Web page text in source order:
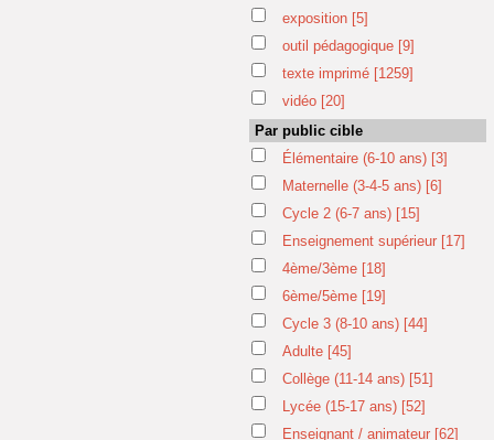
exposition [5]
outil pédagogique [9]
texte imprimé [1259]
vidéo [20]
Par public cible
Élémentaire (6-10 ans) [3]
Maternelle (3-4-5 ans) [6]
Cycle 2 (6-7 ans) [15]
Enseignement supérieur [17]
4ème/3ème [18]
6ème/5ème [19]
Cycle 3 (8-10 ans) [44]
Adulte [45]
Collège (11-14 ans) [51]
Lycée (15-17 ans) [52]
Enseignant / animateur [62]